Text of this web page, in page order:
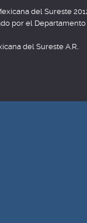
del Sureste
por el
del Sureste A.R..